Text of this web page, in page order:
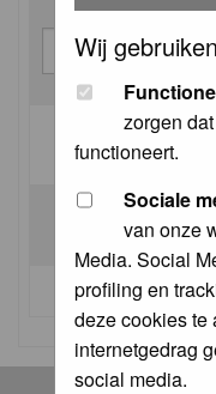
Wij
zorgen
functioneert.
Sociale
van onze
Media. Social
profiling en
deze cookies te
internetgedrag
social media.
Log me on
I forgot my